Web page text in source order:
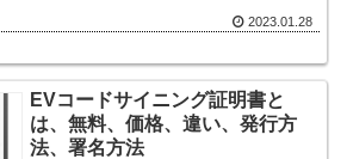
2023.01.28
EVコードサイニング証明書と
は、無料、価格、違い、発行方
法、署名方法